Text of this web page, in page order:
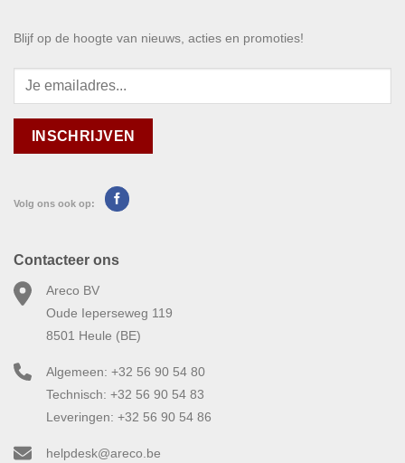
Blijf op de hoogte van nieuws, acties en promoties!
Volg ons ook op:
Contacteer ons
Areco BV
Oude Ieperseweg 119
8501 Heule (BE)
Algemeen: +32 56 90 54 80
Technisch: +32 56 90 54 83
Leveringen: +32 56 90 54 86
helpdesk@areco.be